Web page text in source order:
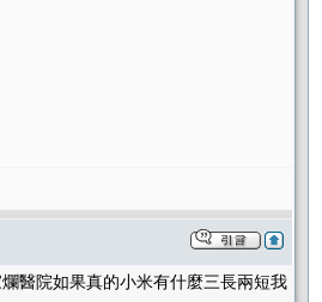
醫院如果真的小米有什麼三長兩短我